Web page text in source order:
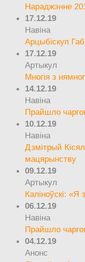
Нараджэнне
17.12.19
Навіна
Арцыбіскуп
17.12.19
Артыкул
Многія з
14.12.19
Навіна
Прайшло
10.12.19
Навіна
Дзмітрый
мацярынству
09.12.19
Артыкул
Каліноўскі: «Я
06.12.19
Навіна
Прайшло
04.12.19
Анонс